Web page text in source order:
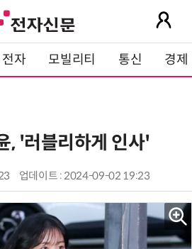
전자 모빌리티 통신 경제
, '러블리하게 인사'
업데이트 : 2024-09-02 19:23